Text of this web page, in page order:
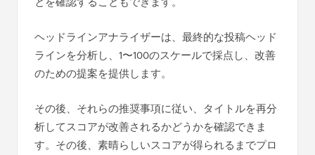
ヘッドラインアナライザーは、最終的な投稿ヘッド
ラインを分析し、1〜100のスケールで採点し、改善
のための提案を提供します。
その後、それらの推奨事項に従い、タイトルを再分
析してスコアが改善されるかどうかを確認できま
す。その後、素晴らしいスコアが得られるまでプロ